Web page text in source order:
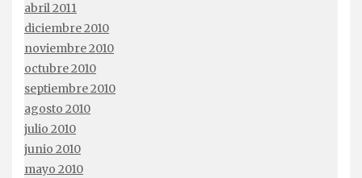
abril 2011
diciembre 2010
noviembre 2010
octubre 2010
septiembre 2010
agosto 2010
julio 2010
junio 2010
mayo 2010